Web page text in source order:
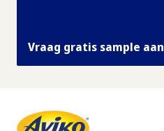
Vraag gratis sample aan